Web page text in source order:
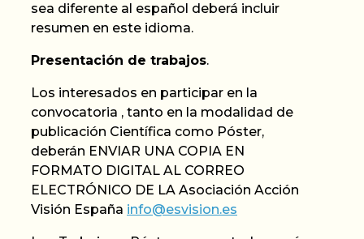
sea diferente al español deberá incluir
resumen en este idioma.
Presentación de trabajos.
Los interesados en participar en la
convocatoria , tanto en la modalidad de
publicación Científica como Póster,
deberán ENVIAR UNA COPIA EN
FORMATO DIGITAL AL CORREO
ELECTRÓNICO DE LA Asociación Acción
Visión España info@esvision.es